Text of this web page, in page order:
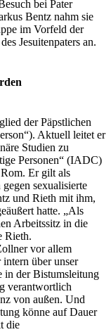
bei Pater
Bentz nahm sie
im Vorfeld der
Jesuitenpaters an.
der Päpstlichen
Aktuell leitet er
Studien zu
Personen“ (IADC)
Er gilt als
sexualisierte
und Rieth mit ihm,
hatte. „Als
Arbeitssitz in die
Rieth.
vor allem
über unser
in der Bistumsleitung
verantwortlich
von außen. Und
könne auf Dauer
die